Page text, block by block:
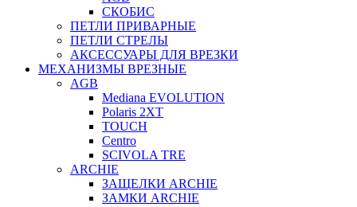
СКОБИС
ПЕТЛИ ПРИВАРНЫЕ
ПЕТЛИ СТРЕЛЫ
АКСЕССУАРЫ ДЛЯ ВРЕЗКИ
МЕХАНИЗМЫ ВРЕЗНЫЕ
AGB
Mediana EVOLUTION
Polaris 2XT
TOUCH
Centro
SCIVOLA TRE
ARCHIE
ЗАЩЕЛКИ ARCHIE
ЗАМКИ ARCHIE